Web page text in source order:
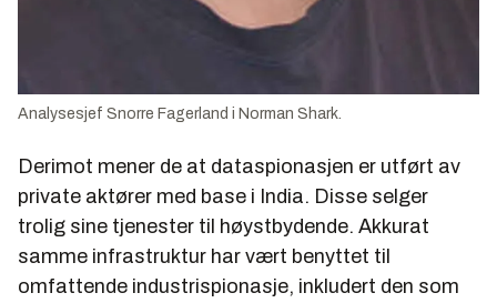
Analysesjef Snorre Fagerland i Norman Shark.
Derimot mener de at dataspionasjen er utført av
private aktører med base i India. Disse selger
trolig sine tjenester til høystbydende. Akkurat
samme infrastruktur har vært benyttet til
omfattende industrispionasje, inkludert den som